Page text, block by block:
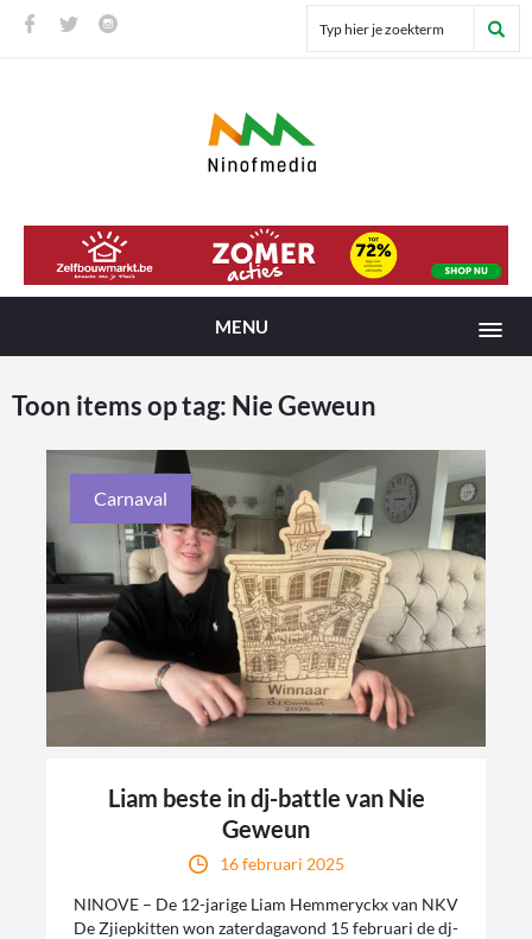
MENU
Toon items op tag: Nie Geweun
Carnaval
Liam beste in dj-battle van Nie
Geweun
16 februari 2025
NINOVE – De 12-jarige Liam Hemmeryckx van NKV
De Zjiepkitten won zaterdagavond 15 februari de dj-